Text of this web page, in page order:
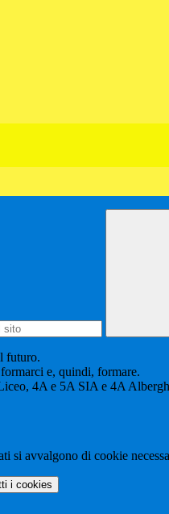
futuro.
e, quindi, formare.
4A e 5A SIA e 4A
si avvalgono di cookie
i cookies